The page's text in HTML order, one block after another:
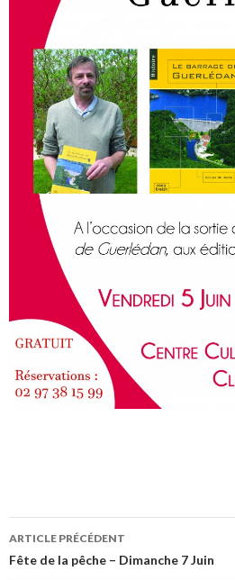
Navigation
ARTICLE PRÉCÉDENT
Fête de la pêche – Dimanche 7 Juin